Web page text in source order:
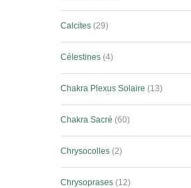
Calcites 29
Célestines 4
Chakra Plexus Solaire 13
Chakra Sacré 60
Chrysocolles 2
Chrysoprases 12